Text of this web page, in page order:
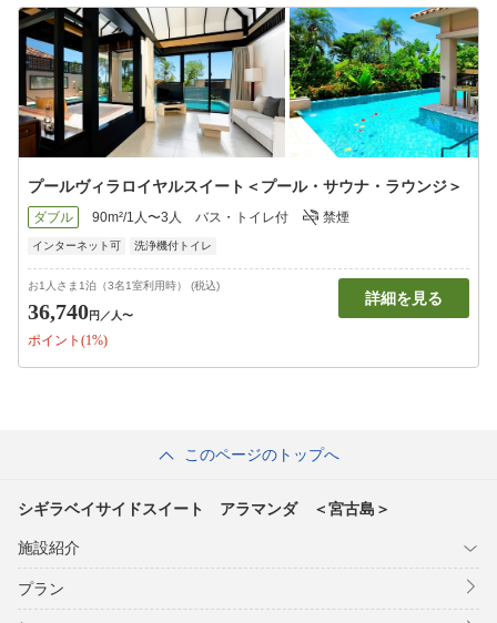
プールヴィラロイヤルスイート＜プール・サウナ・ラウンジ＞
ダブル 90m²/1人〜3人 バス・トイレ付 禁煙
インターネット可 洗浄機付トイレ
お1人さま1泊（3名1室利用時） (税込)
36,740円 ／人〜
ポイント(1%)
詳細を見る
このページのトップへ
シギラベイサイドスイート アラマンダ ＜宮古島＞
施設紹介
プラン